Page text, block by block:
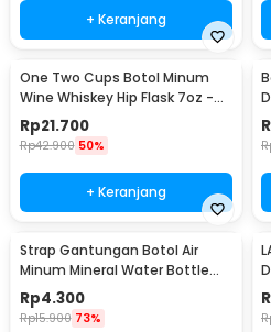
+ Keranjang
One Two Cups Botol Minum
Wine Whiskey Hip Flask 7oz -
F0212
Rp21.700
Rp42.900 50%
+ Keranjang
Strap Gantungan Botol Air
Minum Mineral Water Bottle
Belt Hanger - 3330
Rp4.300
Rp15.900 73%